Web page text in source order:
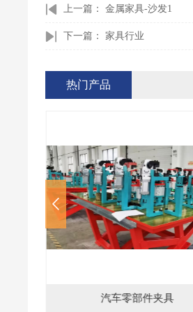
上一篇：金属家具-沙发1
下一篇：家具行业
热门产品
汽车零部件夹具